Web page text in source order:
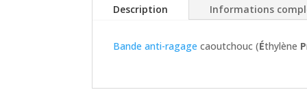
Description Informations
Bande anti-ragage caoutchouc (Éthylène P